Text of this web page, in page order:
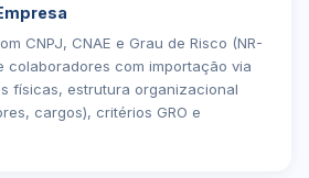
CNPJ, CNAE e Grau de Risco (NR-
colaboradores com importação via
físicas, estrutura organizacional
cargos), critérios GRO e